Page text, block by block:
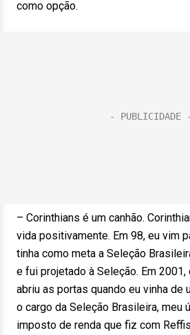
como opção.
– Corinthians é um canhão.
vida positivamente. Em 98, eu vim
tinha como meta a Seleção
e fui projetado à Seleção. Em 2001,
abriu as portas quando eu vinha de
o cargo da Seleção Brasileira, meu
imposto de renda que fiz com